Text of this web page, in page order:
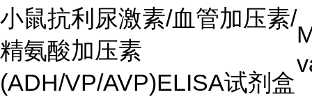
小鼠抗利尿激素/血管加压素/
精氨酸加压素
(ADH/VP/AVP)ELISA试剂盒